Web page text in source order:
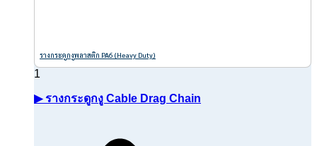
รางกระดูกงูพลาสติก PA6 (Heavy Duty)
▶ รางกระดูกงู Cable Drag Chain